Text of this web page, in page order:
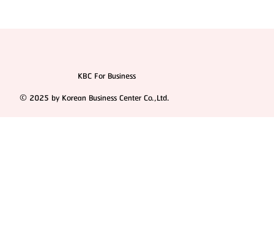
KBC For Business
© 2025 by Korean Business Center Co.,Ltd.